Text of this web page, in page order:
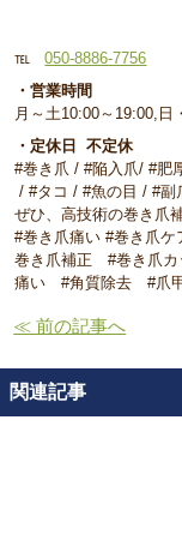
℡
050-8886-7756
・営業時間
月～土10:00～19:00,日
・定休日 不定休
#巻き爪 / #陥入爪/ #肥
/ #タコ / #魚の目 / #副
ぜひ、高技術の巻き爪
#巻き爪痛い #巻き爪
巻き爪補正 #巻き爪
痛い #角質除去 #爪
≪ 前の記事へ
関連記事